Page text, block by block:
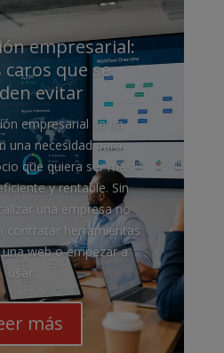
empresarial:
que se
evitar
empresarial se ha
una necesidad para
que quiera ser más
y rentable. Sin
una empresa no
contratar herramientas
una web o empezar a
usar...
más